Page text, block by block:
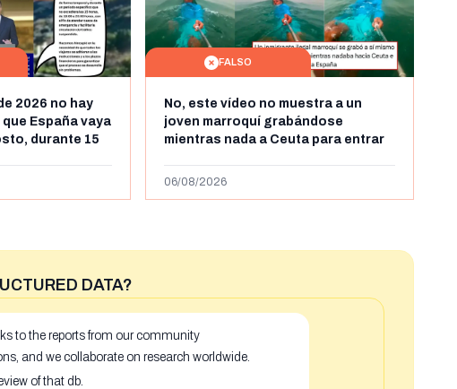
2026 no hay
España vaya
durante 15
FALSO
No, este vídeo no muestra a un
joven marroquí grabándose
mientras nada a Ceuta para entrar
más de 450km de Ceuta y el autor lo
06/08/2026
DATA?
to the reports from our community
and we collaborate on research worldwide.
of that db.